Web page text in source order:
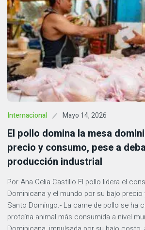
Internacional Mayo 14, 2026
El pollo domina la mesa
precio y consumo, pese a
producción industrial
Por Ana Celia Castillo El pollo lidera el
Dominicana y el mundo por su bajo precio
Santo Domingo.- La carne de pollo se ha
proteína animal más consumida a nivel